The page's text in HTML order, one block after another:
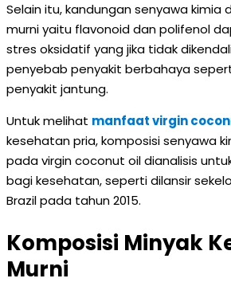
Selain itu, kandungan senyawa kimia
murni yaitu flavonoid dan polifenol
stres oksidatif yang jika tidak
penyebab penyakit berbahaya
penyakit jantung.
Untuk melihat manfaat virgin
kesehatan pria, komposisi senyawa
pada virgin coconut oil dianalisis
bagi kesehatan, seperti dilansir
Brazil pada tahun 2015.
Komposisi Minyak
Murni